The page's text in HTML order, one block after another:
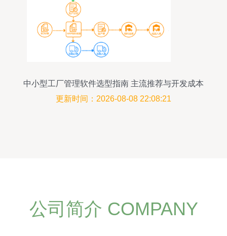
中小型工厂管理软件选型指南 主流推荐与开发成本
解析
更新时间：2026-08-08 22:08:21
公司简介 COMPANY